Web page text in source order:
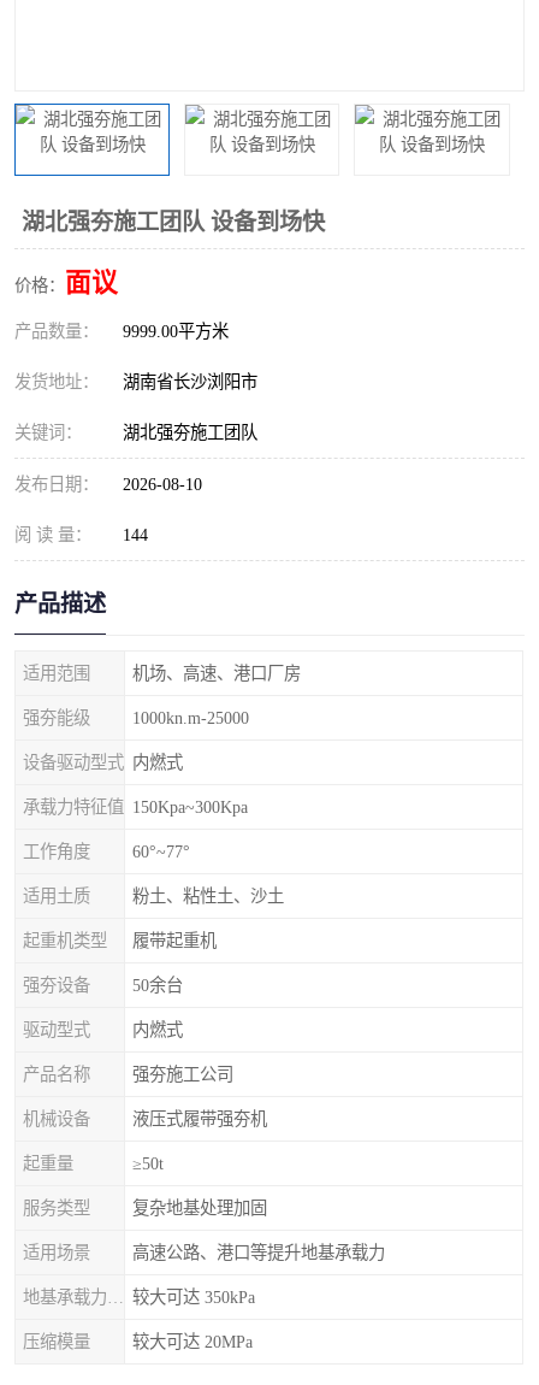
湖北强夯施工团队 设备到场快
价格： 面议
产品数量： 9999.00平方米
发货地址： 湖南省长沙浏阳市
关键词： 湖北强夯施工团队
发布日期： 2026-08-10
阅 读 量： 144
产品描述
适用范围 机场、高速、港口厂房
强夯能级 1000kn.m-25000
设备驱动型式 内燃式
承载力特征值 150Kpa~300Kpa
工作角度 60°~77°
适用土质 粉土、粘性土、沙土
起重机类型 履带起重机
强夯设备 50余台
驱动型式 内燃式
产品名称 强夯施工公司
机械设备 液压式履带强夯机
起重量 ≥50t
服务类型 复杂地基处理加固
适用场景 高速公路、港口等提升地基承载力
较大可达 350kPa
压缩模量 较大可达 20MPa